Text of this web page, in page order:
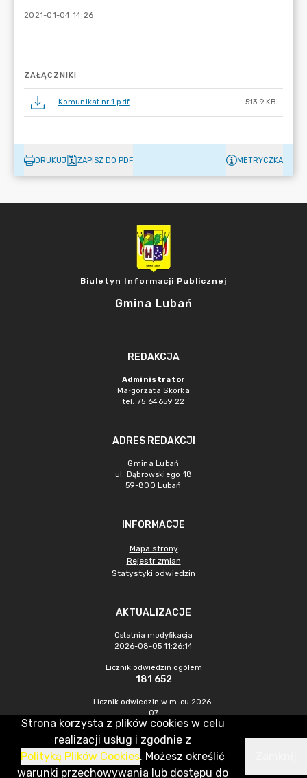
2021-01-04 14:26
ZAŁĄCZNIKI
Komunikat nr 1.pdf 513.9 KB
DRUKUJ ZAPISZ DO PDF METRYCZKA
Biuletyn Informacji Publicznej
Gmina Lubań
REDAKCJA
Administrator
Małgorzata Skórka
tel. 75 64659 22
ADRES REDAKCJI
Gmina Lubań
ul. Dąbrowskiego 18
59-800 Lubań
INFORMACJE
Mapa strony
Rejestr zmian
Statystyki odwiedzin
AKTUALIZACJE
Ostatnia modyfikacja
2026-08-05 11:26:14
Licznik odwiedzin ogółem
181 652
Licznik odwiedzin w m-cu 2026-
07
243
CMS & Hosting: Nefeni Sp. z o.o.
Strona korzysta z plików cookies w celu
realizacji usług i zgodnie z
Polityką Plików Cookies. Możesz określić
warunki przechowywania lub dostępu do